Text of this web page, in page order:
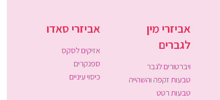
אביזרי מין
לגברים
ויברטורים לגבר
טבעות זקפה והשהייה
טבעות רטט
אביזרי סאדו
אזיקים לסקס
ספנקרים
כיסוי עיניים